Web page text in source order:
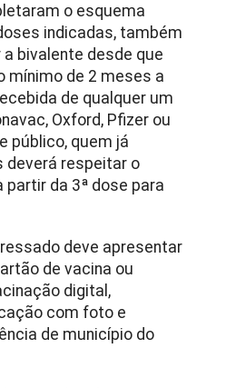
o esquema
indicadas, também
bivalente desde que
mínimo de 2 meses a
de qualquer um
Oxford, Pfizer ou
público, quem já
deverá respeitar o
da 3ª dose para
deve apresentar
de vacina ou
digital,
com foto e
de município do